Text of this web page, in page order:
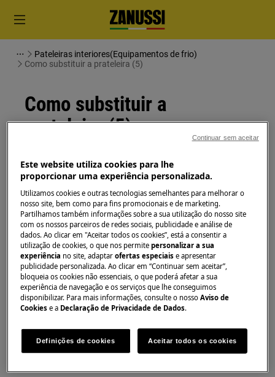
Pateleiras interiores(Equipamentos de frio)
Como substituir a prateleira (5)
Como substituir a
prateleira (5)
Solução
Antes de qualquer operação de manutenção,
desligue o aparelho e retire a ficha da tomada.
Sempre tome cuidado ao mover os aparelhos, para
os aparelhos pesados são necessárias duas pessoas
para movê-los.
Sempre use luvas de segurança e calçados fechados.
Observe que o reparo automático ou não
profissional pode ter consequências de segurança se
não for feito corretamente
PRATELEIRAS MÓVEIS
Este website utiliza cookies para lhe
proporcionar uma experiência personalizada.
Utilizamos cookies e outras tecnologias semelhantes para melhorar o
nosso site, bem como para fins promocionais e de marketing.
Partilhamos também informações sobre a sua utilização do nosso site
com os nossos parceiros de redes sociais, publicidade e análise de
dados. Ao clicar em "Aceitar todos os cookies”, está a consentir a
utilização de cookies, o que nos permitepersonalizar a sua
experiência no site, adaptarofertas especiaise apresentar
publicidade personalizada. Ao clicar em “Continuar sem aceitar”,
bloqueia os cookies não essenciais, o que poderá afetar a sua
experiência de navegação e os serviços que lhe conseguimos
disponibilizar. Para mais informações, consulte o nossoAviso de
Cookies e a Declaração de Privacidade de Dados.
Definições de cookies Aceitar todos os cookies
Continuar sem aceitar